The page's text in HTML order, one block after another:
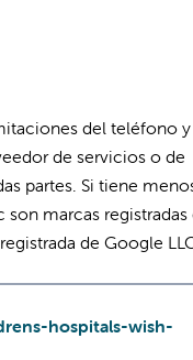
del teléfono y
de servicios o de
partes. Si tiene
marcas registradas
de Google
hospitals-wish-